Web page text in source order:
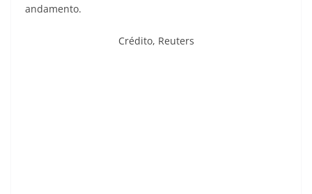
andamento.
Crédito, Reuters